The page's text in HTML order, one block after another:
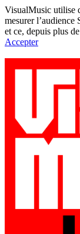
VisualMusic utilise
mesurer l’audience
et ce, depuis plus
Accepter